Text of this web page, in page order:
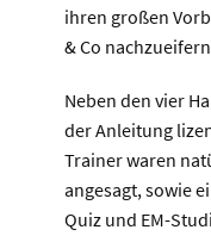
ihren großen
& Co
Neben den vier
der Anleitung
Trainer waren
angesagt, sowie
Quiz und EM-